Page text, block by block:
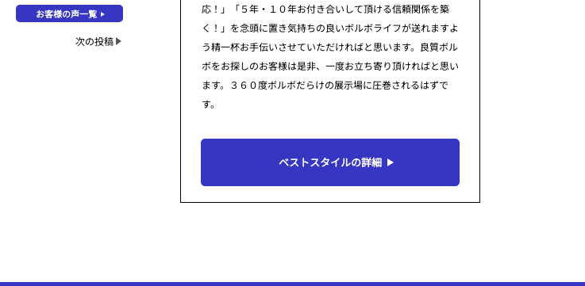
お客様の声一覧
次の投稿
応！」「５年・１０年お付き合いして頂ける信頼関係を築
く！」を念頭に置き気持ちの良いボルボライフが送れますよ
う精一杯お手伝いさせていただければと思います。良質ボル
ボをお探しのお客様は是非、一度お立ち寄り頂ければと思い
ます。３６０度ボルボだらけの展示場に圧巻されるはずで
す。
ベストスタイルの詳細